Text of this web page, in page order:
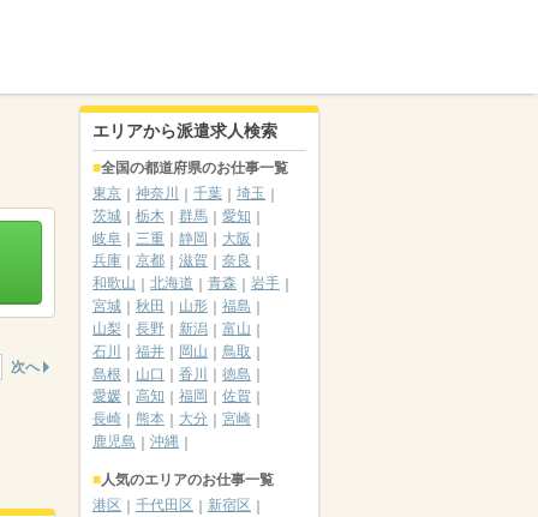
次へ
エリアから派遣求人検索
全国の都道府県のお仕事一覧
東京
神奈川 千葉
埼玉
茨城
栃木 群馬
愛知
岐阜
三重 静岡
大阪
兵庫
京都 滋賀
奈良
和歌山
北海道 青森
岩手
宮城
秋田 山形
福島
山梨
長野 新潟
富山
石川
福井 岡山
鳥取
島根
山口 香川
徳島
愛媛
高知 福岡
佐賀
長崎
熊本 大分
宮崎
鹿児島
沖縄
人気のエリアのお仕事一覧
港区
千代田区
新宿区